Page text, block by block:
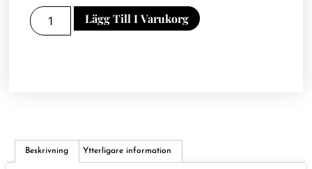
Lägg Till I Varukorg
Beskrivning Ytterligare information